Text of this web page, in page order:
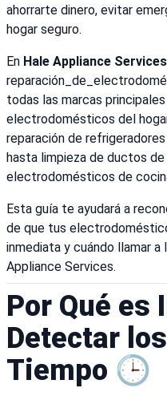
ahorrarte dinero, evitar
hogar seguro.
En Hale Appliance Services
todas las marcas
electrodomésticos del
reparación de
hasta limpieza de ductos
electrodomésticos de
Esta guía te ayudará a
de que tus
inmediata y cuándo llamar
Appliance Services.
Por Qué es
Detectar
Tiempo 🕒